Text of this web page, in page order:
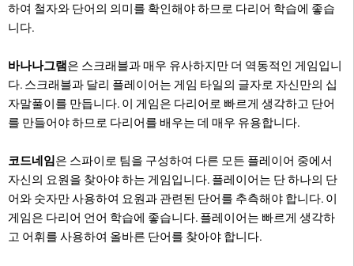
하여 철자와 단어의 의미를 확인해야 하므로 다리어 학습에 좋습
니다.
바나나그램은 스크래블과 매우 유사하지만 더 역동적인 게임입니
다. 스크래블과 달리 플레이어는 게임 타일의 글자로 자신만의 십
자말풀이를 만듭니다. 이 게임은 다리어로 빠르게 생각하고 단어
를 만들어야 하므로 다리어를 배우는 데 매우 유용합니다.
코드네임은 스파이로 팀을 구성하여 다른 모든 플레이어 중에서
자신의 요원을 찾아야 하는 게임입니다. 플레이어는 단 하나의 단
어와 숫자만 사용하여 요원과 관련된 단어를 추측해야 합니다. 이
게임은 다리어 언어 학습에 좋습니다. 플레이어는 빠르게 생각하
고 어휘를 사용하여 올바른 단어를 찾아야 합니다.